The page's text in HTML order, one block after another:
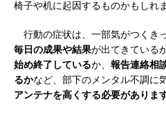
椅子や机に起因するものかもしれ
行動の症状は、一部気がつくき
毎日の成果や結果が出てきているか
始め終了しているか、 報告連絡相
るかなど、部下のメンタル不調に
アンテナを高くする必要がありま